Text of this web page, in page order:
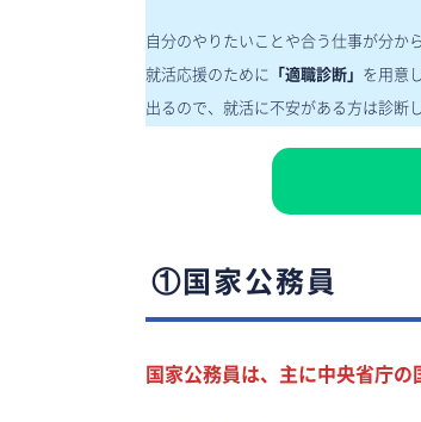
自分のやりたいことや合う仕事が分か
就活応援のために 「適職診断」 を用意
出るので、就活に不安がある方は診断
①国家公務員
国家公務員は、主に中央省庁